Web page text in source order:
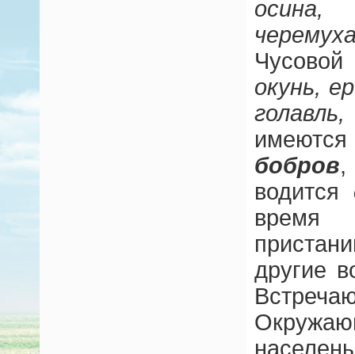
окунь,
бобров,
водится
время
другие